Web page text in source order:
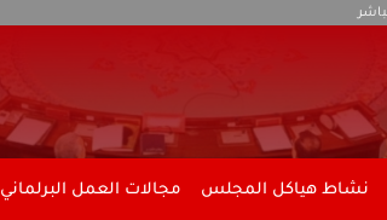
نشاط هياكل المجلس مجالات العمل البرلماني